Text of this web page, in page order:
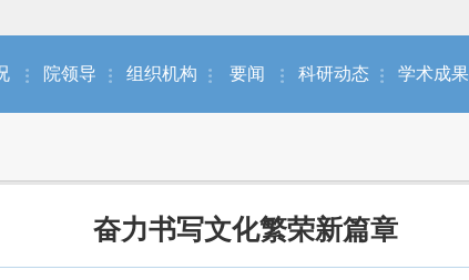
院领导 组织机构 要闻 科研动态 学术成果
奋力书写文化繁荣新篇章